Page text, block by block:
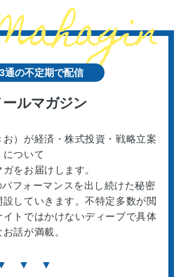
通の不定期で配信
ルマガジン
）が経済・株式投資・戦略立案
について
をお届けします。
フォーマンスを出し続けた秘密
していきます。不特定多数が閲
トではかけないディープで具体
お話が満載。
▼ ▼